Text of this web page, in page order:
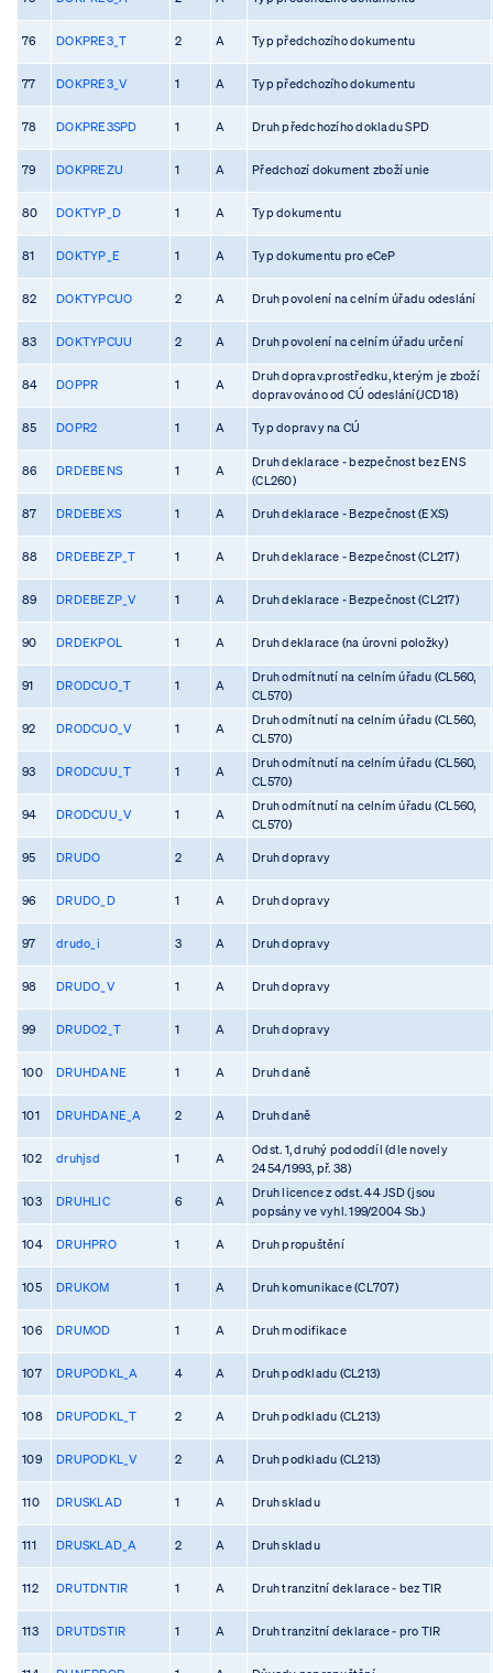
76 DOKPRE3_T 2 A Typ předchozího dokumentu
77 DOKPRE3_V 1 A Typ předchozího dokumentu
78 DOKPRE3SPD 1 A Druh předchozího dokladu SPD
79 DOKPREZU 1 A Předchozí dokument zboží unie
80 DOKTYP_D 1 A Typ dokumentu
81 DOKTYP_E 1 A Typ dokumentu pro eCeP
82 DOKTYPCUO 2 A Druh povolení na celním úřadu odeslání
83 DOKTYPCUU 2 A Druh povolení na celním úřadu určení
84 DOPPR 1 A
Druh doprav.prostředku, kterým je zboží
dopravováno od CÚ odeslání(JCD18)
85 DOPR2 1 A Typ dopravy na CÚ
86 DRDEBENS 1 A
Druh deklarace - bezpečnost bez ENS
(CL260)
87 DRDEBEXS 1 A Druh deklarace - Bezpečnost (EXS)
88 DRDEBEZP_T 1 A Druh deklarace - Bezpečnost (CL217)
89 DRDEBEZP_V 1 A Druh deklarace - Bezpečnost (CL217)
90 DRDEKPOL 1 A Druh deklarace (na úrovni položky)
91 DRODCUO_T 1 A
Druh odmítnutí na celním úřadu (CL560,
CL570)
92 DRODCUO_V 1 A
Druh odmítnutí na celním úřadu (CL560,
CL570)
93 DRODCUU_T 1 A
Druh odmítnutí na celním úřadu (CL560,
CL570)
94 DRODCUU_V 1 A
Druh odmítnutí na celním úřadu (CL560,
CL570)
95 DRUDO 2 A Druh dopravy
96 DRUDO_D 1 A Druh dopravy
97 drudo_i 3 A Druh dopravy
98 DRUDO_V 1 A Druh dopravy
99 DRUDO2_T 1 A Druh dopravy
100 DRUHDANE 1 A Druh daně
101 DRUHDANE_A 2 A Druh daně
102 druhjsd 1 A
Odst. 1, druhý pododdíl (dle novely
2454/1993, př. 38)
103 DRUHLIC 6 A
Druh licence z odst. 44 JSD (jsou
popsány ve vyhl. 199/2004 Sb.)
104 DRUHPRO 1 A Druh propuštění
105 DRUKOM 1 A Druh komunikace (CL707)
106 DRUMOD 1 A Druh modifikace
107 DRUPODKL_A 4 A Druh podkladu (CL213)
108 DRUPODKL_T 2 A Druh podkladu (CL213)
109 DRUPODKL_V 2 A Druh podkladu (CL213)
110 DRUSKLAD 1 A Druh skladu
111 DRUSKLAD_A 2 A Druh skladu
112 DRUTDNTIR 1 A Druh tranzitní deklarace - bez TIR
113 DRUTDSTIR 1 A Druh tranzitní deklarace - pro TIR